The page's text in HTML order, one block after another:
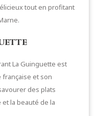
tout en profitant
La Guinguette est
et son
des plats
la beauté de la